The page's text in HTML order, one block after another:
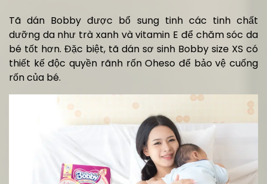
Tã dán Bobby được bổ sung tinh các tinh chất
dưỡng da như trà xanh và vitamin E để chăm sóc da
bé tốt hơn. Đặc biệt, tã dán sơ sinh Bobby size XS có
thiết kế độc quyền rãnh rốn Oheso để bảo vệ cuống
rốn của bé.